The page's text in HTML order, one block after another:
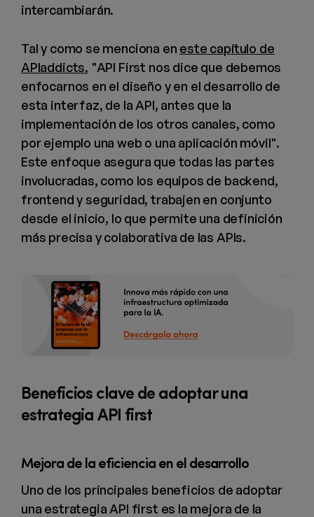
intercambiarán.
Tal y como se menciona en este capítulo de
APIaddicts, "API First nos dice que debemos
enfocarnos en el diseño y en el desarrollo de
esta interfaz, de la API, antes que la
implementación de los otros canales, como
por ejemplo una web o una aplicación móvil".
Este enfoque asegura que todas las partes
involucradas, como los equipos de backend,
frontend y seguridad, trabajen en conjunto
desde el inicio, lo que permite una definición
más precisa y colaborativa de las APIs.
Beneficios clave de adoptar una
estrategia API first
Mejora de la eficiencia en el desarrollo
Uno de los principales beneficios de adoptar
una estrategia API first es la mejora de la